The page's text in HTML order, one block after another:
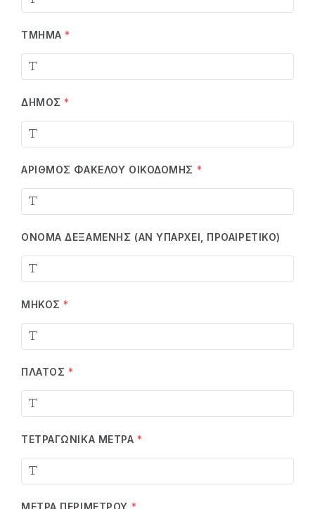
ΤΜΉΜΑ *
ΔΉΜΟΣ *
ΑΡΙΘΜΌΣ ΦΑΚΈΛΟΥ ΟΙΚΟΔΟΜΉΣ *
ΌΝΟΜΑ ΔΕΞΑΜΕΝΉΣ (ΑΝ ΥΠΆΡΧΕΙ, ΠΡΟΑΙΡΕΤΙΚΌ)
ΜΉΚΟΣ *
ΠΛΆΤΟΣ *
ΤΕΤΡΑΓΩΝΙΚΆ ΜΈΤΡΑ *
ΜΈΤΡΑ ΠΕΡΙΜΈΤΡΟΥ *